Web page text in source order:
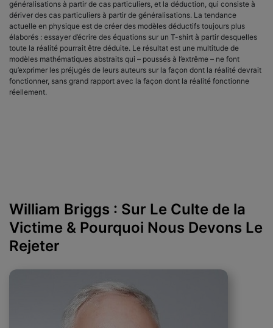
généralisations à partir de cas particuliers, et la déduction, qui consiste à
dériver des cas particuliers à partir de généralisations. La tendance
actuelle en physique est de créer des modèles déductifs toujours plus
élaborés : essayer d’écrire des équations sur un T-shirt à partir desquelles
toute la réalité pourrait être déduite. Le résultat est une multitude de
modèles mathématiques abstraits qui – poussés à l’extrême – ne font
qu’exprimer les préjugés de leurs auteurs sur la façon dont la réalité devrait
fonctionner, sans grand rapport avec la façon dont la réalité fonctionne
réellement.
William Briggs : Sur Le Culte de la
Victime & Pourquoi Nous Devons Le
Rejeter